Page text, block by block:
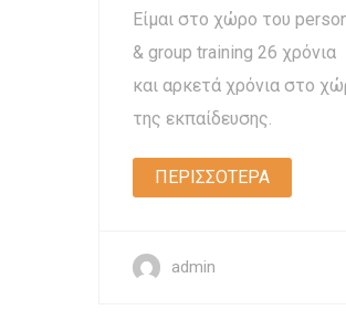
Είμαι στο χώρο του
& group training 26 χρόνια
και αρκετά χρόνια στο
της εκπαίδευσης.
ΠΕΡΙΣΣΟΤΕΡΑ
admin